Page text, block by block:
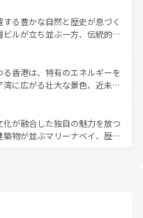
の多彩な魅力を心ゆくまで味
ほしい。 なお、新着の韓国情報はコンテンツ一
く。ハノイの古い町並みやホ
代の建物も、独特の雰囲気を
エティの豊かさとおいしさで
ベトナムコーヒーなどは、ぜ
域を訪れてもあたたかい人々
、きっと忘れられない旅にな
る豊かな自然と歴史が息づく
ルが立ち並ぶ一方、伝統的な
ではチェンマイなどの山岳地
はプーケットやクラビの美し
しむことができる。タイ料理
、どの季節にも異なる楽しみ
タイの人々、仏教を中心とし
源が、訪れる旅人を魅了し続
香港は、特有のエネルギーを
に広がる壮大な景色、近未来
はず。観光スポットが密集し
回れるのも魅力。息をのむよ
で、香港を存分に楽しみ尽く
が融合した独自の魅力を放つ
物が並ぶマリーナベイ、歴史
を楽しめる外せないスポット